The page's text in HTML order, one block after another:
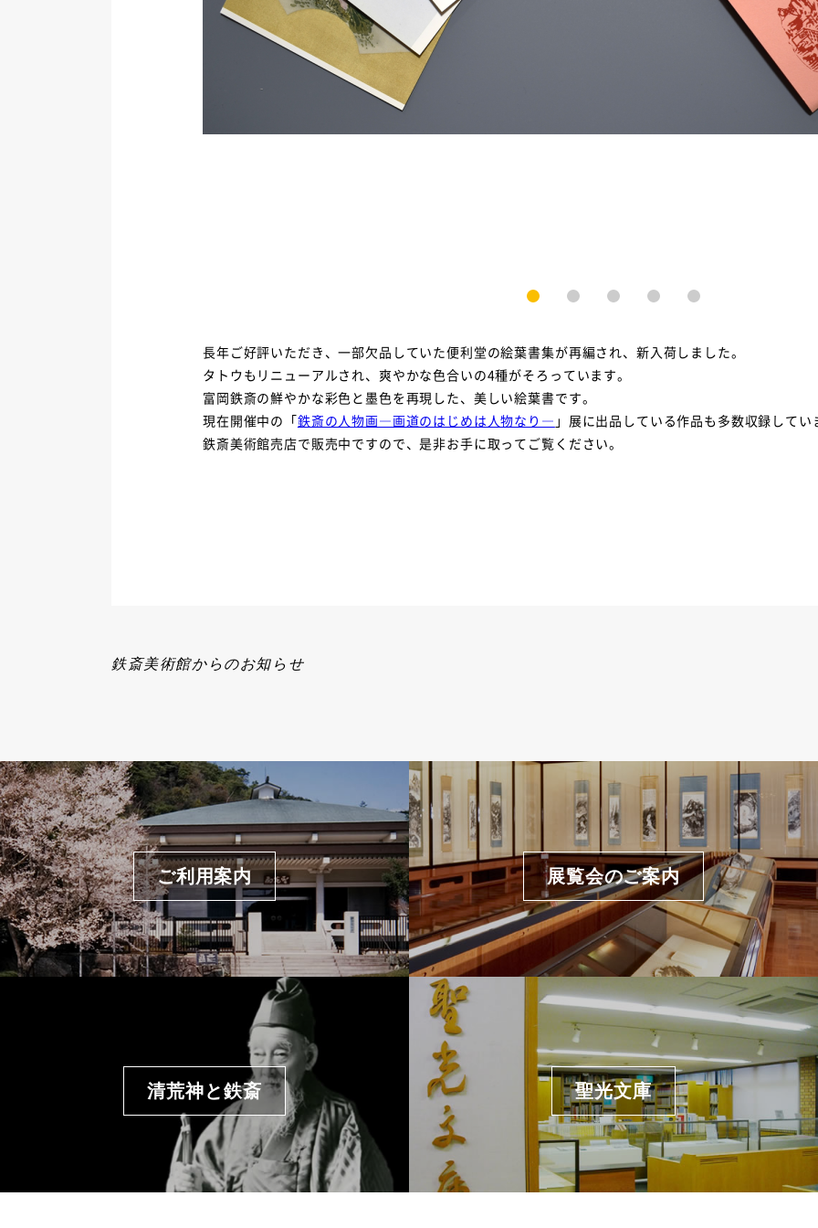
2 3 4 5
長年ご好評いただき、一部欠品していた便利堂の絵葉書集が再編され、新入荷しました。
タトウもリニューアルされ、爽やかな色合いの4種がそろっています。
富岡鉄斎の鮮やかな彩色と墨色を再現した、美しい絵葉書です。
現在開催中の「鉄斎の人物画―画道のはじめは人物なり― 」展に出品している作品も多数収録してい
鉄斎美術館売店で販売中ですので、是非お手に取ってご覧ください。
鉄斎美術館からのお知らせ
ご利用案内 展覧会のご案内
清荒神と鉄斎 聖光文庫